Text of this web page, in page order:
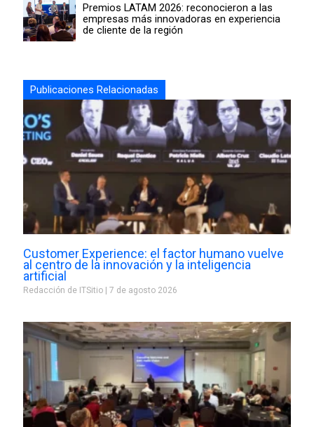
Premios LATAM 2026: reconocieron a las
empresas más innovadoras en experiencia
de cliente de la región
Publicaciones Relacionadas
Customer Experience: el factor humano vuelve
al centro de la innovación y la inteligencia
artificial
Redacción de ITSitio 7 de agosto 2026